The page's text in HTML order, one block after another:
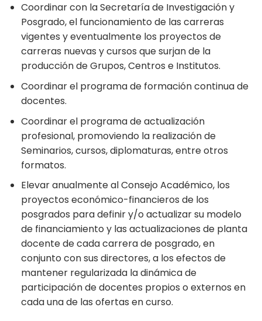
Coordinar con la Secretaría de Investigación y
Posgrado, el funcionamiento de las carreras
vigentes y eventualmente los proyectos de
carreras nuevas y cursos que surjan de la
producción de Grupos, Centros e Institutos.
Coordinar el programa de formación continua de
docentes.
Coordinar el programa de actualización
profesional, promoviendo la realización de
Seminarios, cursos, diplomaturas, entre otros
formatos.
Elevar anualmente al Consejo Académico, los
proyectos económico-financieros de los
posgrados para definir y/o actualizar su modelo
de financiamiento y las actualizaciones de planta
docente de cada carrera de posgrado, en
conjunto con sus directores, a los efectos de
mantener regularizada la dinámica de
participación de docentes propios o externos en
cada una de las ofertas en curso.